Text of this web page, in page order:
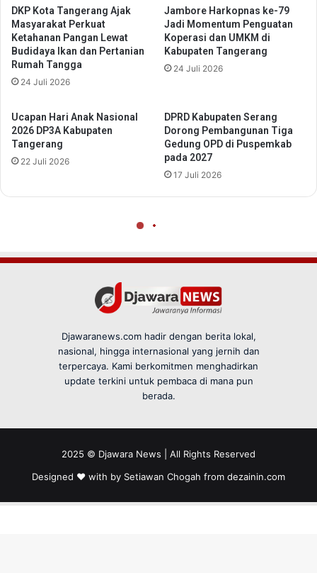
Djawaranews.com hadir dengan berita lokal,
nasional, hingga internasional yang jernih dan
terpercaya. Kami berkomitmen menghadirkan
update terkini untuk pembaca di mana pun
berada.
2025 © Djawara News | All Rights Reserved
Designed ❤️ with by Setiawan Chogah from dezainin.com